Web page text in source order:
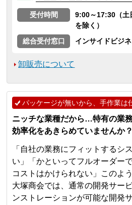
受付時間
9:00～17:30（土
を除く）
総合受付窓口
インサイドビジ
卸販売について
パッケージが無いから、手作業は
ニッチな業種だから…特有の
効率化をあきらめていませんか？
「自社の業務にフィットするシ
い」「かといってフルオーダー
コストはかけられない」このよ
大塚商会では、通常の開発サー
ンストレーションが可能な開発